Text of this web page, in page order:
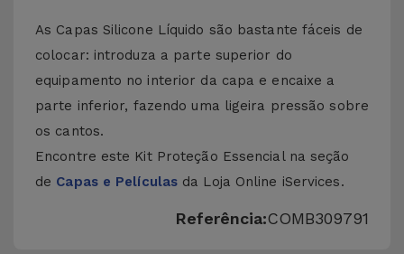
As Capas Silicone Líquido são bastante fáceis de
colocar: introduza a parte superior do
equipamento no interior da capa e encaixe a
parte inferior, fazendo uma ligeira pressão sobre
os cantos.
Encontre este Kit Proteção Essencial na seção
de Capas e Películas da Loja Online iServices.
Referência:COMB309791